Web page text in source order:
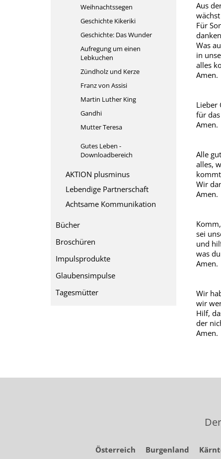
Aus
Für
Was
in
alles
Amen.
Lieber
für
Amen.
Alle
alles,
Wir
Amen.
sei
und
was
Amen.
Wir
wir
Hilf,
der
Amen.
Weihnachtssegen
Geschichte Kikeriki
Geschichte: Das Wunder
Aufregung um einen
Lebkuchen
Zündholz und Kerze
Franz von Assisi
Martin Luther King
Gandhi
Mutter Teresa
Gutes Leben -
Downloadbereich
AKTION plusminus
Lebendige Partnerschaft
Achtsame Kommunikation
Bücher
Broschüren
Impulsprodukte
Glaubensimpulse
Tagesmütter
Österreich Burgenland